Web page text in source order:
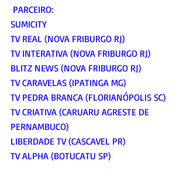
PARCEIRO:
SUMICITY
TV REAL (NOVA FRIBURGO RJ)
TV INTERATIVA (NOVA FRIBURGO RJ)
BLITZ NEWS (NOVA FRIBURGO RJ)
TV CARAVELAS (IPATINGA MG)
TV PEDRA BRANCA (FLORIANÓPOLIS SC)
TV CRIATIVA (CARUARU AGRESTE DE
PERNAMBUCO)
LIBERDADE TV (CASCAVEL PR)
TV ALPHA (BOTUCATU SP)